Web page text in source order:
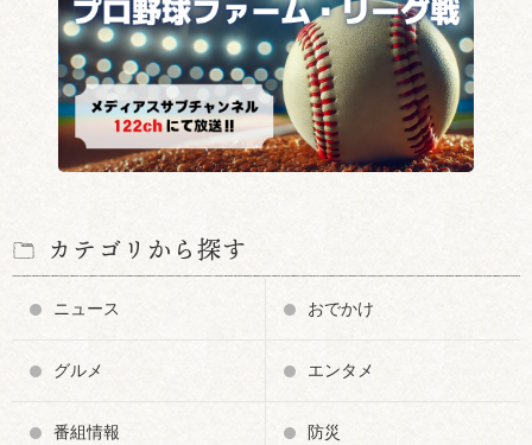
カテゴリから探す
ニュース おでかけ
グルメ エンタメ
番組情報 防災